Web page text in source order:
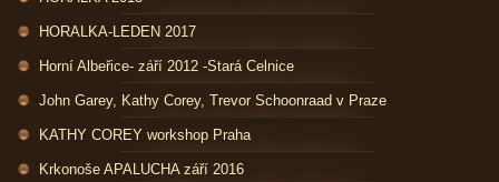
HORALKA-LEDEN 2017
Horní Albeřice- září 2012 -Stará Celnice
John Garey, Kathy Corey, Trevor Schoonraad v Praze
KATHY COREY workshop Praha
Krkonoše APALUCHA září 2016